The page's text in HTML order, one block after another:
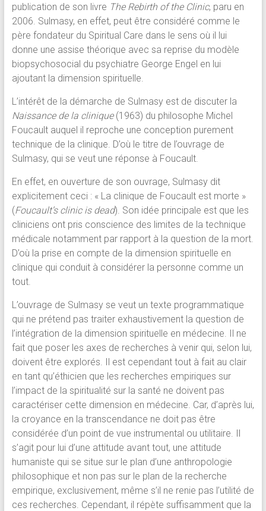
publication de son livre The Rebirth of the Clinic, paru en
2006. Sulmasy, en effet, peut être considéré comme le
père fondateur du Spiritual Care dans le sens où il lui
donne une assise théorique avec sa reprise du modèle
biopsychosocial du psychiatre George Engel en lui
ajoutant la dimension spirituelle.
L’intérêt de la démarche de Sulmasy est de discuter la
Naissance de la clinique (1963) du philosophe Michel
Foucault auquel il reproche une conception purement
technique de la clinique. D’où le titre de l’ouvrage de
Sulmasy, qui se veut une réponse à Foucault.
En effet, en ouverture de son ouvrage, Sulmasy dit
explicitement ceci : « La clinique de Foucault est morte »
(Foucault’s clinic is dead). Son idée principale est que les
cliniciens ont pris conscience des limites de la technique
médicale notamment par rapport à la question de la mort.
D’où la prise en compte de la dimension spirituelle en
clinique qui conduit à considérer la personne comme un
tout.
L’ouvrage de Sulmasy se veut un texte programmatique
qui ne prétend pas traiter exhaustivement la question de
l’intégration de la dimension spirituelle en médecine. Il ne
fait que poser les axes de recherches à venir qui, selon lui,
doivent être explorés. Il est cependant tout à fait au clair
en tant qu’éthicien que les recherches empiriques sur
l’impact de la spiritualité sur la santé ne doivent pas
caractériser cette dimension en médecine. Car, d’après lui,
la croyance en la transcendance ne doit pas être
considérée d’un point de vue instrumental ou utilitaire. Il
s’agit pour lui d’une attitude avant tout, une attitude
humaniste qui se situe sur le plan d’une anthropologie
philosophique et non pas sur le plan de la recherche
empirique, exclusivement, même s’il ne renie pas l’utilité de
ces recherches. Cependant, il répète suffisamment que la